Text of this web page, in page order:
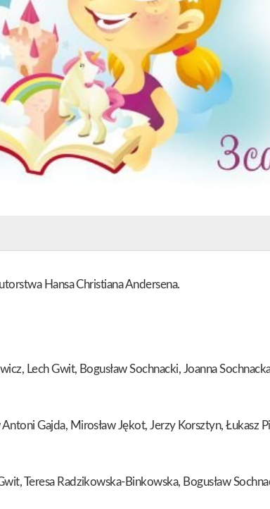
Hansa Christiana Andersena.
Lech Gwit, Bogusław Sochnacki, Joanna
Gajda, Mirosław Jękot, Jerzy Korsztyn, Łukasz
Teresa Radzikowska-Binkowska, Bogusław